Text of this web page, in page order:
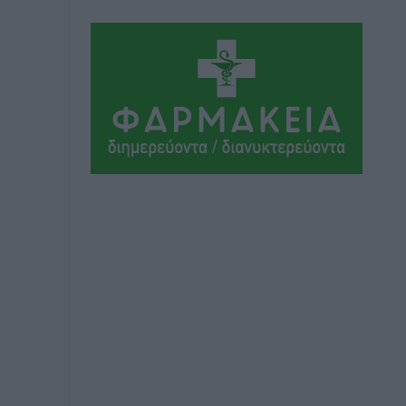
Η Τουρκία σε νέο «κρεσέντο»
προκλήσεων στο Αιγαίο με 18
παραβάσεις και παραβιάσεις
Ειδήσεις• πριν 2 ώρες
Θερινές εκπτώσεις 2026 έως τις 31